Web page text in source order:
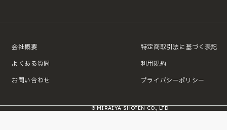
会社概要
よくある質問
お問い合わせ
特定商取引法に基づく表記
利用規約
プライバシーポリシー
© MIRAIYA SHOTEN CO., LTD.